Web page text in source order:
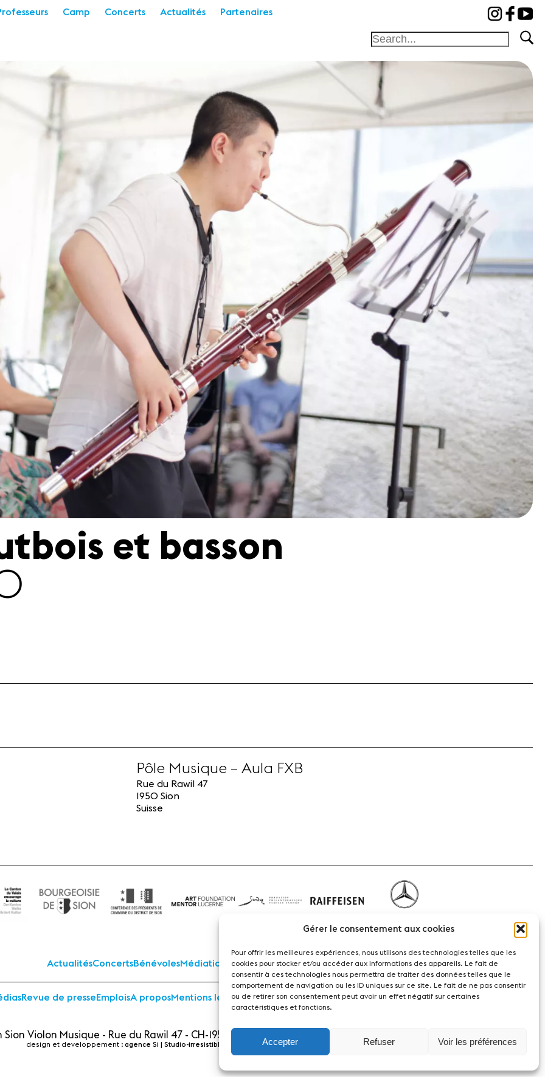
Gérer le consentement aux cookies
Pour offrir les meilleures expériences, nous utilisons des technologies telles que les
cookies pour stocker et/ou accéder aux informations des appareils. Le fait de
consentir à ces technologies nous permettra de traiter des données telles que le
comportement de navigation ou les ID uniques sur ce site. Le fait de ne pas consentir
ou de retirer son consentement peut avoir un effet négatif sur certaines
caractéristiques et fonctions.
Accepter Refuser Voir les préférences
Camp Concerts Actualités Partenaires
et basson
Pôle Musique – Aula FXB
Rue du Rawil 47
1950 Sion
Suisse
ActualitésConcertsBénévolesMédiation
Revue de presseEmploisA proposMentions légalesContact
Sion Violon Musique - Rue du Rawil 47 - CH-1950 Sion - Switzerland
design et developpement : agence Si | Studio-irresistible - Paris